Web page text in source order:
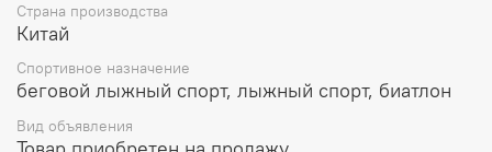
Страна производства
Китай
Спортивное назначение
беговой лыжный спорт, лыжный спорт, биатлон
Вид объявления